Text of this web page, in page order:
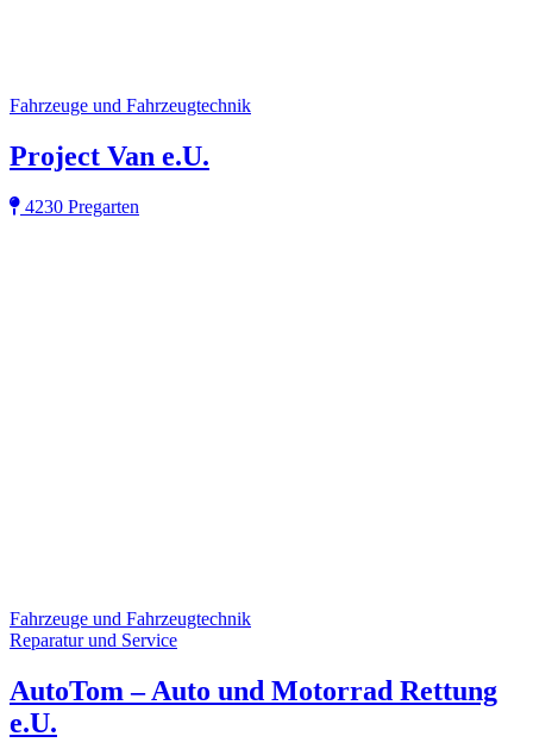
Fahrzeuge und Fahrzeugtechnik
Project Van e.U.
4230 Pregarten
Fahrzeuge und Fahrzeugtechnik
Reparatur und Service
AutoTom – Auto und Motorrad Rettung
e.U.